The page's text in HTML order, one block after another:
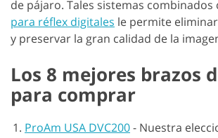
de pájaro. Tales sistemas combinados
para réflex digitales le permite
y preservar la gran calidad de la
Los 8 mejores brazos
para comprar
ProAm USA DVC200- Nuestra